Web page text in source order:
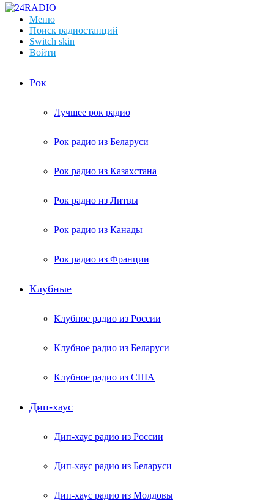
Меню
Поиск радиостанций
Switch skin
Войти
Рок
Лучшее рок радио
Рок радио из Беларуси
Рок радио из Казахстана
Рок радио из Литвы
Рок радио из Канады
Рок радио из Франции
Клубные
Клубное радио из России
Клубное радио из Беларуси
Клубное радио из США
Дип-хаус
Дип-хаус радио из России
Дип-хаус радио из Беларуси
Дип-хаус радио из Молдовы